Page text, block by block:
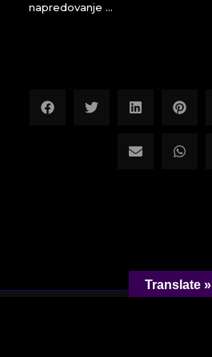
napredovanje …
Translate »